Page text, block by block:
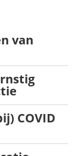
van
COVID